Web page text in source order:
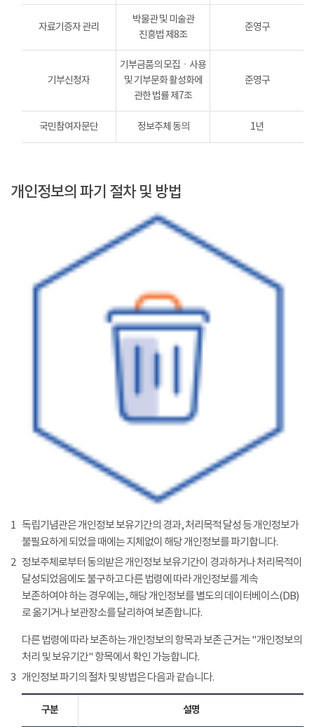
자료기증자 관리
박물관 및 미술관
진흥법 제8조
준영구
기부신청자
기부금품의 모집ㆍ사용
및 기부문화 활성화에
관한 법률 제7조
준영구
국민참여자문단 정보주체 동의 1년
개인정보의 파기 절차 및 방법
1 독립기념관은 개인정보 보유기간의 경과, 처리목적 달성 등 개인정보가
불필요하게 되었을 때에는 지체없이 해당 개인정보를 파기합니다.
2 정보주체로부터 동의받은 개인정보 보유기간이 경과하거나 처리목적이
달성되었음에도 불구하고 다른 법령에 따라 개인정보를 계속
보존하여야 하는 경우에는, 해당 개인정보를 별도의 데이터베이스(DB)
로 옮기거나 보관장소를 달리하여 보존합니다.
다른 법령에 따라 보존하는 개인정보의 항목과 보존 근거는 "개인정보의
처리 및 보유기간" 항목에서 확인 가능합니다.
3 개인정보 파기의 절차 및 방법은 다음과 같습니다.
구분 설명